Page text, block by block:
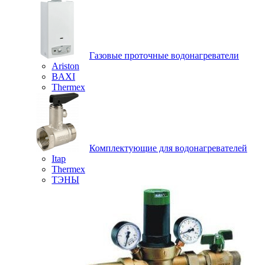
Газовые проточные водонагреватели
Ariston
BAXI
Thermex
Комплектующие для водонагревателей
Itap
Thermex
ТЭНЫ